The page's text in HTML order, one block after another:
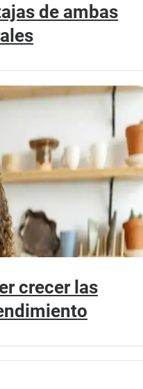
de ambas
crecer las